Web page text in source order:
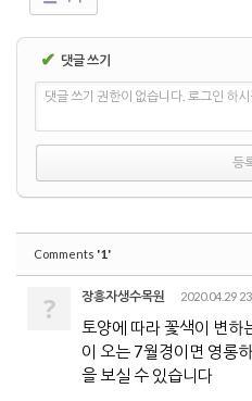
✔ 댓글 쓰기
댓글 쓰기 권한이 없습니다. 로그인 하
Comments '1'
? 장흥자생수목원 2020.04.29
토양에 따라 꽃색이 변하
이 오는 7월경이면 영롱
을 보실 수 있습니다